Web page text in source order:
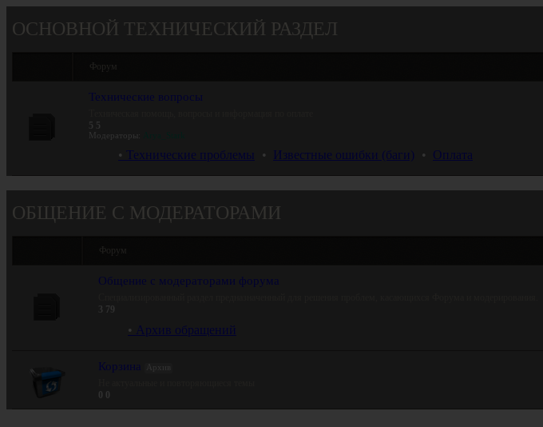
ОСНОВНОЙ ТЕХНИЧЕСКИЙ РАЗДЕЛ
Форум
Технические вопросы
5 5
Модераторы:
Технические проблемы • Известные ошибки (баги) • Оплата
ОБЩЕНИЕ С МОДЕРАТОРАМИ
Форум
Общение с модераторами форума
79
Архив обращений
Корзина Архив